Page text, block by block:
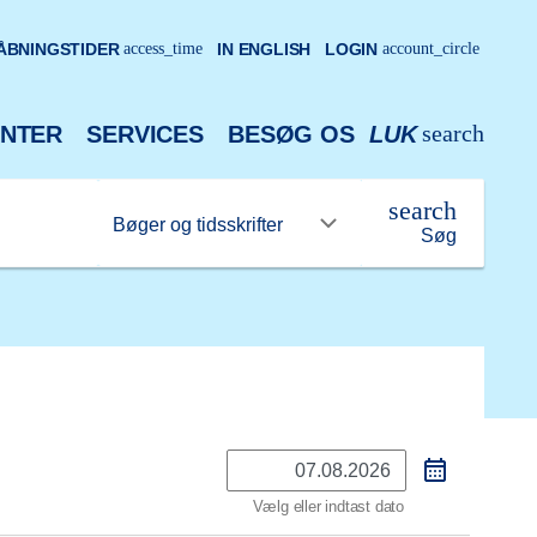
SERVICES BESØG OS search
LUK
Søg
search
access_time IN ENGLISH LOGIN account_circle
Vælg eller indtast dato